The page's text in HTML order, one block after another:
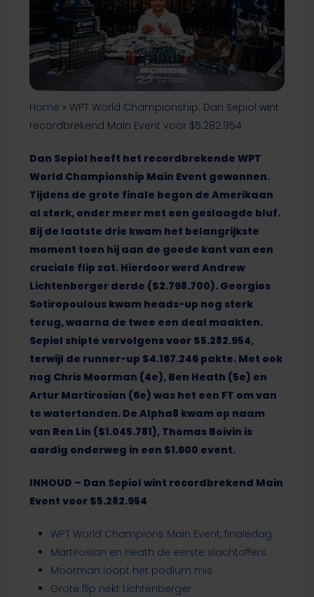
Home » WPT World Championship: Dan Sepiol wint
recordbrekend Main Event voor $5.282.954
Dan Sepiol heeft het recordbrekende WPT
World Championship Main Event gewonnen.
Tijdens de grote finale begon de Amerikaan
al sterk, onder meer met een geslaagde bluf.
Bij de laatste drie kwam het belangrijkste
moment toen hij aan de goede kant van een
cruciale flip zat. Hierdoor werd Andrew
Lichtenberger derde ($2.798.700). Georgios
Sotiropoulous kwam heads-up nog sterk
terug, waarna de twee een deal maakten.
Sepiol shipte vervolgens voor $5.282.954,
terwijl de runner-up $4.167.246 pakte. Met ook
nog Chris Moorman (4e), Ben Heath (5e) en
Artur Martirosian (6e) was het een FT om van
te watertanden. De Alpha8 kwam op naam
van Ren Lin ($1.045.781), Thomas Boivin is
aardig onderweg in een $1.600 event.
INHOUD – Dan Sepiol wint recordbrekend Main
Event voor $5.282.954
WPT World Champions Main Event, finaledag
Martirosian en Heath de eerste slachtoffers
Moorman loopt het podium mis
Grote flip nekt Lichtenberger